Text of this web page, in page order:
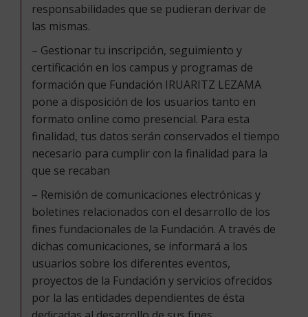
responsabilidades que se pudieran derivar de
las mismas.
– Gestionar tu inscripción, seguimiento y
certificación en los campus y programas de
formación que Fundación IRUARITZ LEZAMA
pone a disposición de los usuarios tanto en
formato online como presencial. Para esta
finalidad, tus datos serán conservados el tiempo
necesario para cumplir con la finalidad para la
que se recaban
– Remisión de comunicaciones electrónicas y
boletines relacionados con el desarrollo de los
fines fundacionales de la Fundación. A través de
dichas comunicaciones, se informará a los
usuarios sobre los diferentes eventos,
proyectos de la Fundación y servicios ofrecidos
por la las entidades dependientes de ésta